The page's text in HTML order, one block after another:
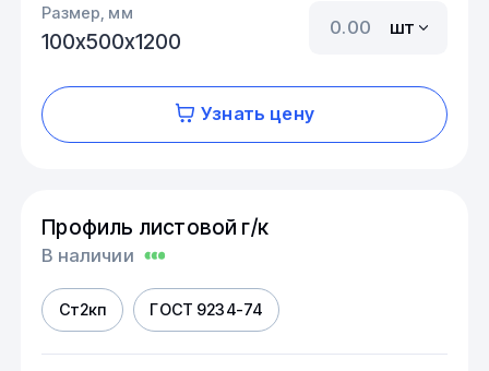
Размер, мм
100х500х1200
шт
Узнать цену
Профиль листовой г/к
В наличии
Ст2кп ГОСТ 9234-74